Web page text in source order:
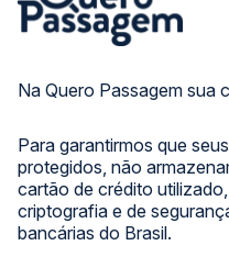
Na Quero Passagem sua
Para garantirmos que
protegidos, não
cartão de crédito
criptografia e de
bancárias do Brasil.